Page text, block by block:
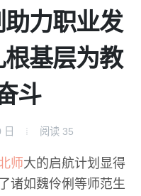
力职业发
基层为教
斗
日 阅读 35
师大的启航计划显得
诸如魏伶俐等师范生